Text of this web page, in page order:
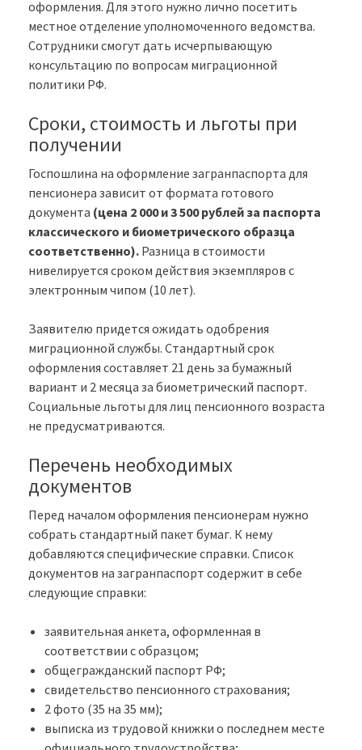
оформления. Для этого нужно лично посетить
местное отделение уполномоченного ведомства.
Сотрудники смогут дать исчерпывающую
консультацию по вопросам миграционной
политики РФ.
Сроки, стоимость и льготы при
получении
Госпошлина на оформление загранпаспорта для
пенсионера зависит от формата готового
документа (цена 2 000 и 3 500 рублей за паспорта
классического и биометрического образца
соответственно). Разница в стоимости
нивелируется сроком действия экземпляров с
электронным чипом (10 лет).
Заявителю придется ожидать одобрения
миграционной службы. Стандартный срок
оформления составляет 21 день за бумажный
вариант и 2 месяца за биометрический паспорт.
Социальные льготы для лиц пенсионного возраста
не предусматриваются.
Перечень необходимых
документов
Перед началом оформления пенсионерам нужно
собрать стандартный пакет бумаг. К нему
добавляются специфические справки. Список
документов на загранпаспорт содержит в себе
следующие справки:
заявительная анкета, оформленная в
соответствии с образцом;
общегражданский паспорт РФ;
свидетельство пенсионного страхования;
2 фото (35 на 35 мм);
выписка из трудовой книжки о последнем месте